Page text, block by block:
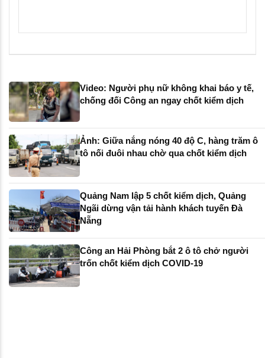
Video: Người phụ nữ không khai báo y tế,
chống đối Công an ngay chốt kiểm dịch
Ảnh: Giữa nắng nóng 40 độ C, hàng trăm ô
tô nối đuôi nhau chờ qua chốt kiểm dịch
Quảng Nam lập 5 chốt kiểm dịch, Quảng
Ngãi dừng vận tải hành khách tuyến Đà
Nẵng
Công an Hải Phòng bắt 2 ô tô chở người
trốn chốt kiểm dịch COVID-19